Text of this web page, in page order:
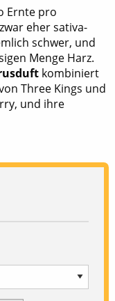
Ernte pro
eher sativa-
schwer, und
Menge Harz.
kombiniert
Three Kings und
und ihre